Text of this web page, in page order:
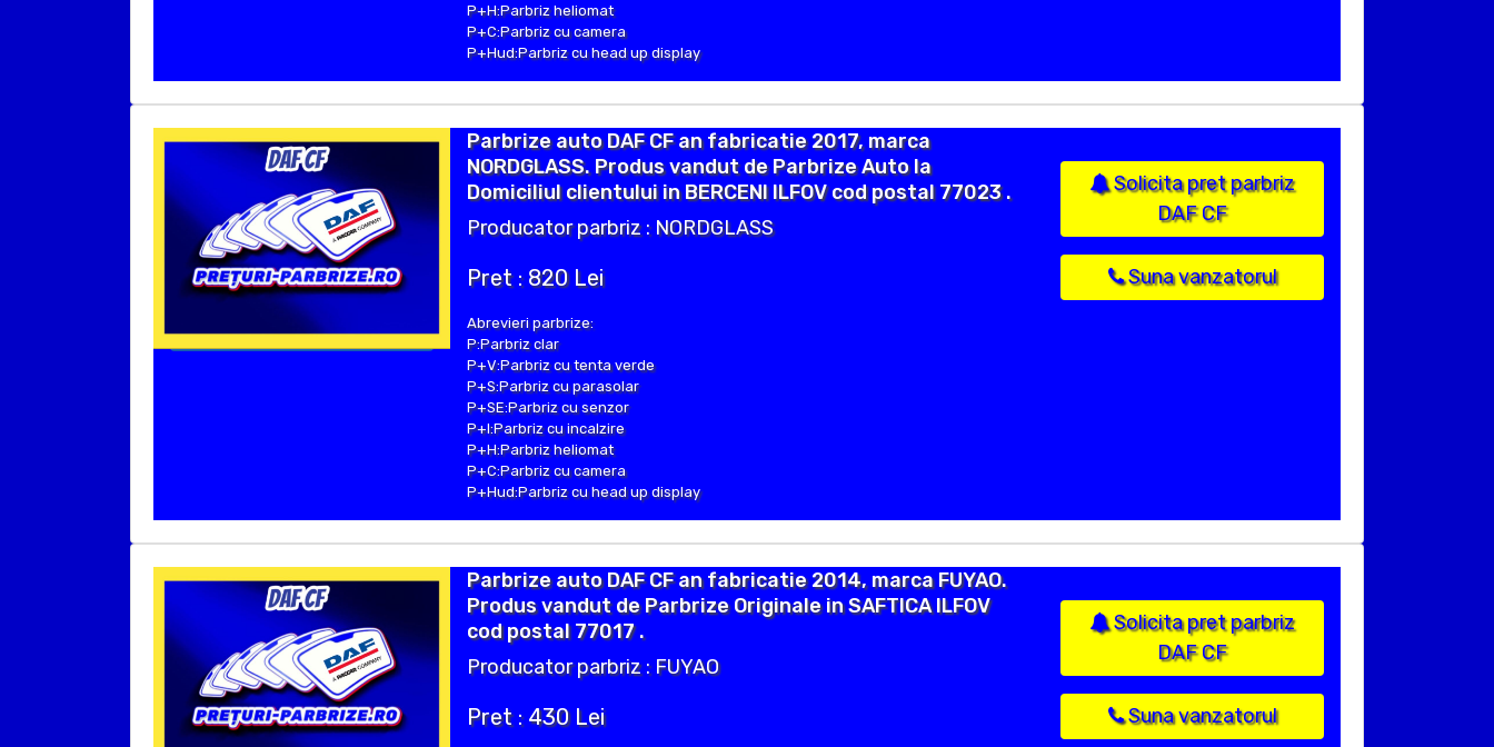
P+H:Parbriz heliomat
P+C:Parbriz cu camera
P+Hud:Parbriz cu head up display
Parbrize auto DAF CF an fabricatie 2017, marca
NORDGLASS. Produs vandut de Parbrize Auto la
Domiciliul clientului in BERCENI ILFOV cod postal 77023 .
Producator parbriz : NORDGLASS
Pret : 820 Lei
Abrevieri parbrize:
P:Parbriz clar
P+V:Parbriz cu tenta verde
P+S:Parbriz cu parasolar
P+SE:Parbriz cu senzor
P+I:Parbriz cu incalzire
P+H:Parbriz heliomat
P+C:Parbriz cu camera
P+Hud:Parbriz cu head up display
Solicita pret parbriz
DAF CF
Suna vanzatorul
Parbrize auto DAF CF an fabricatie 2014, marca FUYAO.
Produs vandut de Parbrize Originale in SAFTICA ILFOV
cod postal 77017 .
Producator parbriz : FUYAO
Pret : 430 Lei
Solicita pret parbriz
DAF CF
Suna vanzatorul